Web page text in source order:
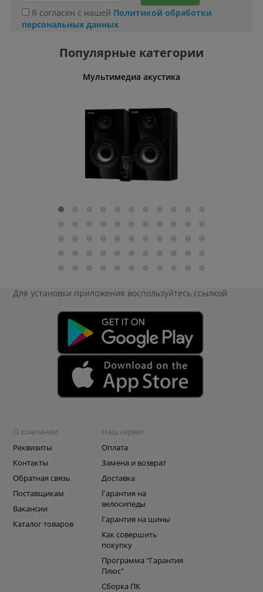
Я согласен с нашей Политикой обработки
персональных данных
Популярные категории
Мультимедиа акустика
Для установки приложения воспользуйтесь ссылкой
О компании
Реквизиты
Контакты
Обратная связь
Поставщикам
Вакансии
Каталог товаров
Наш сервис
Оплата
Замена и возврат
Доставка
Гарантия на
велосипеды
Гарантия на шины
Как совершить
покупку
Программа "Гарантия
Плюс"
Сборка ПК